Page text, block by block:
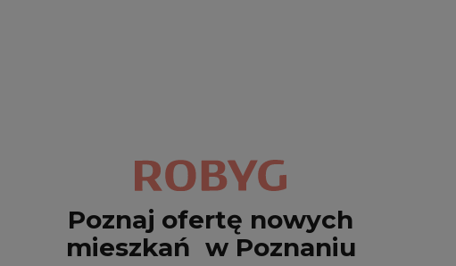
Poznaj ofertę nowych
mieszkań w Poznaniu